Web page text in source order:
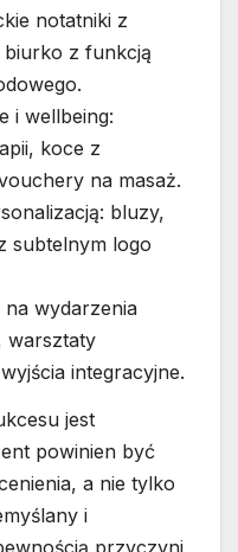
notatniki z
biurko z funkcją
i wellbeing:
koce z
na masaż.
bluzy,
subtelnym logo
na wydarzenia
warsztaty
integracyjne.
jest
powinien być
a nie tylko
i
przyczyni